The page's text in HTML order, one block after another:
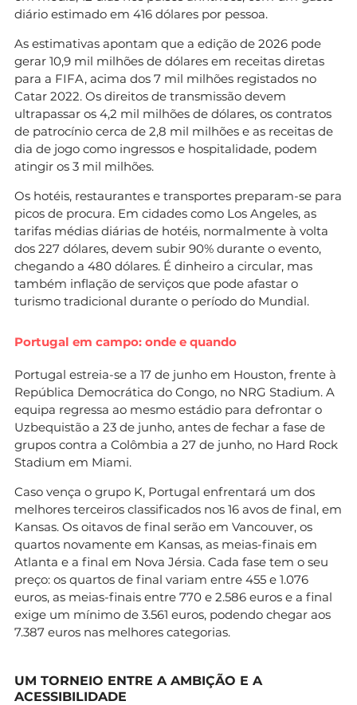
diário estimado em 416 dólares por pessoa.
As estimativas apontam que a edição de 2026 pode
gerar 10,9 mil milhões de dólares em receitas diretas
para a FIFA, acima dos 7 mil milhões registados no
Catar 2022. Os direitos de transmissão devem
ultrapassar os 4,2 mil milhões de dólares, os contratos
de patrocínio cerca de 2,8 mil milhões e as receitas de
dia de jogo como ingressos e hospitalidade, podem
atingir os 3 mil milhões.
Os hotéis, restaurantes e transportes preparam-se para
picos de procura. Em cidades como Los Angeles, as
tarifas médias diárias de hotéis, normalmente à volta
dos 227 dólares, devem subir 90% durante o evento,
chegando a 480 dólares. É dinheiro a circular, mas
também inflação de serviços que pode afastar o
turismo tradicional durante o período do Mundial.
Portugal em campo: onde e quando
Portugal estreia-se a 17 de junho em Houston, frente à
República Democrática do Congo, no NRG Stadium. A
equipa regressa ao mesmo estádio para defrontar o
Uzbequistão a 23 de junho, antes de fechar a fase de
grupos contra a Colômbia a 27 de junho, no Hard Rock
Stadium em Miami.
Caso vença o grupo K, Portugal enfrentará um dos
melhores terceiros classificados nos 16 avos de final, em
Kansas. Os oitavos de final serão em Vancouver, os
quartos novamente em Kansas, as meias-finais em
Atlanta e a final em Nova Jérsia. Cada fase tem o seu
preço: os quartos de final variam entre 455 e 1.076
euros, as meias-finais entre 770 e 2.586 euros e a final
exige um mínimo de 3.561 euros, podendo chegar aos
7.387 euros nas melhores categorias.
UM TORNEIO ENTRE A AMBIÇÃO E A
ACESSIBILIDADE